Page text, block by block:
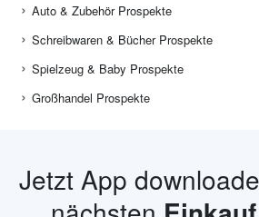
Auto & Zubehör Prospekte
Schreibwaren & Bücher Prospekte
Spielzeug & Baby Prospekte
Großhandel Prospekte
Jetzt App